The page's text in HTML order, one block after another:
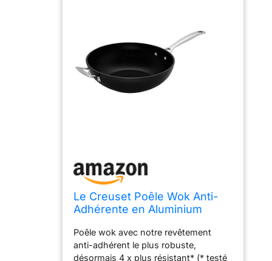
Le Creuset Poêle Wok Anti-
Adhérente en Aluminium
Anthracite/Argenté,511043000
10202
Poêle wok avec notre revêtement
anti-adhérent le plus robuste,
désormais 4 x plus résistant* (* testé